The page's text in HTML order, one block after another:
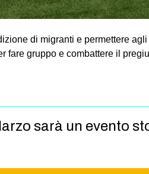
di migranti e permettere
gruppo e combattere il
sarà un evento